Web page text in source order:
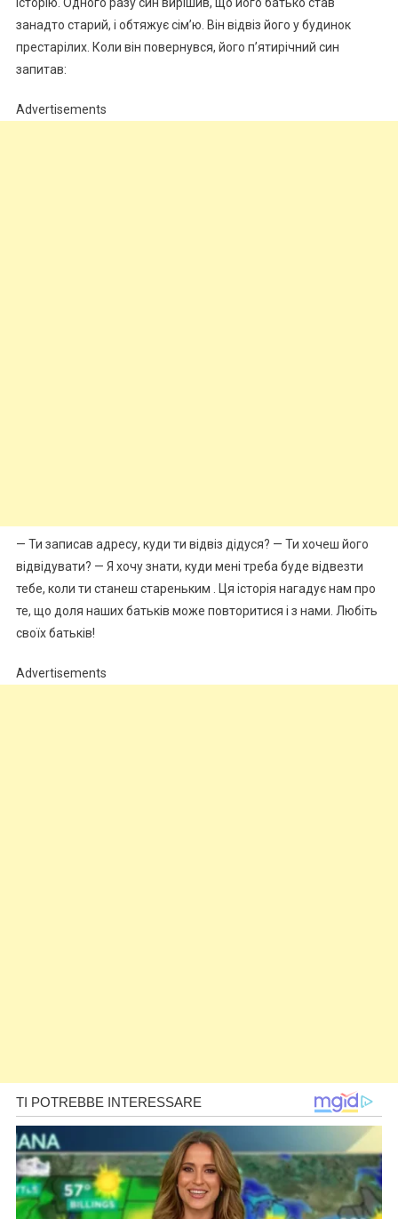
занадто старий, і обтяжує сім’ю. Він відвіз його у будинок
престарілих. Коли він повернувся, його п’ятирічний син
запитав:
Advertisements
— Ти записав адресу, куди ти відвіз дідуся? — Ти хочеш його
відвідувати? — Я хочу знати, куди мені треба буде відвезти
тебе, коли ти станеш стареньким . Ця історія нагадує нам про
те, що доля наших батьків може повторитися і з нами. Любіть
своїх батьків!
Advertisements